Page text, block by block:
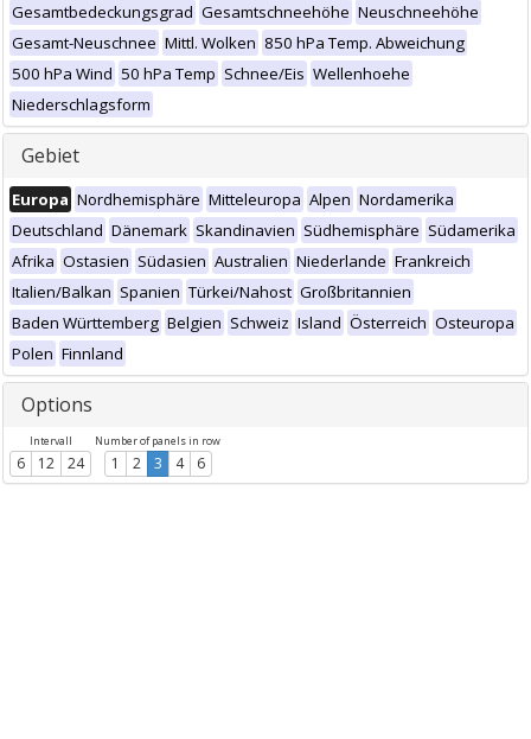
Gesamtbedeckungsgrad Gesamtschneehöhe Neuschneehöhe
Gesamt-Neuschnee Mittl. Wolken 850 hPa Temp. Abweichung
500 hPa Wind 50 hPa Temp Schnee/Eis Wellenhoehe
Niederschlagsform
Gebiet
Europa Nordhemisphäre Mitteleuropa Alpen Nordamerika
Deutschland Dänemark Skandinavien Südhemisphäre Südamerika
Afrika Ostasien Südasien Australien Niederlande Frankreich
Italien/Balkan Spanien Türkei/Nahost Großbritannien
Baden Württemberg Belgien Schweiz Island Österreich Osteuropa
Polen Finnland
Options
Intervall
6 12 24
Number of panels in row
1 2 3 4 6